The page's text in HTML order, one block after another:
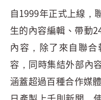
自1999年正式上線，
生的內容編輯、帶動
內容，除了來自聯
容，同時集結外部內
涵蓋超過百種合作媒